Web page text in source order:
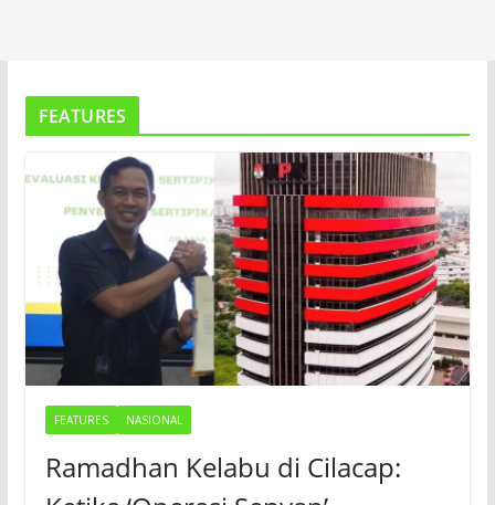
FEATURES
FEATURES NASIONAL
Ramadhan Kelabu di Cilacap: